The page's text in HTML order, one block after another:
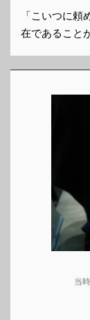
「こいつに
在であること
当